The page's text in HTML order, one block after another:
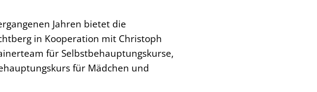
Jahren bietet die
in Kooperation mit Christoph
für Selbstbehauptungskurse,
für Mädchen und